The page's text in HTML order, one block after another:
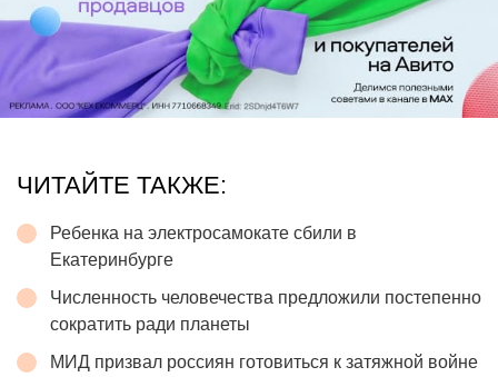
ЧИТАЙТЕ ТАКЖЕ:
Ребенка на электросамокате сбили в
Екатеринбурге
Численность человечества предложили постепенно
сократить ради планеты
МИД призвал россиян готовиться к затяжной войне